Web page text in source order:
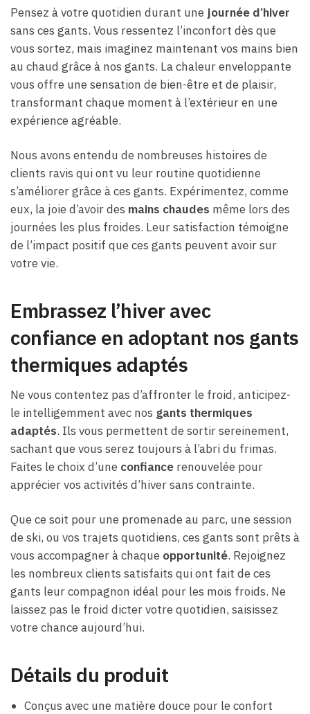
Pensez à votre quotidien durant une journée d’hiver
sans ces gants. Vous ressentez l’inconfort dès que
vous sortez, mais imaginez maintenant vos mains bien
au chaud grâce à nos gants. La chaleur enveloppante
vous offre une sensation de bien-être et de plaisir,
transformant chaque moment à l’extérieur en une
expérience agréable.
Nous avons entendu de nombreuses histoires de
clients ravis qui ont vu leur routine quotidienne
s’améliorer grâce à ces gants. Expérimentez, comme
eux, la joie d’avoir des mains chaudes même lors des
journées les plus froides. Leur satisfaction témoigne
de l’impact positif que ces gants peuvent avoir sur
votre vie.
Embrassez l’hiver avec
confiance en adoptant nos gants
thermiques adaptés
Ne vous contentez pas d’affronter le froid, anticipez-
le intelligemment avec nos gants thermiques
adaptés. Ils vous permettent de sortir sereinement,
sachant que vous serez toujours à l’abri du frimas.
Faites le choix d’une confiance renouvelée pour
apprécier vos activités d’hiver sans contrainte.
Que ce soit pour une promenade au parc, une session
de ski, ou vos trajets quotidiens, ces gants sont prêts à
vous accompagner à chaque opportunité. Rejoignez
les nombreux clients satisfaits qui ont fait de ces
gants leur compagnon idéal pour les mois froids. Ne
laissez pas le froid dicter votre quotidien, saisissez
votre chance aujourd’hui.
Détails du produit
Conçus avec une matière douce pour le confort